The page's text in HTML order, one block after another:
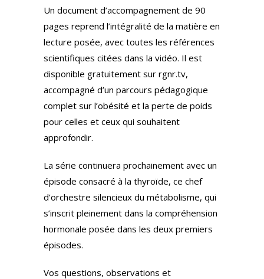
Un document d’accompagnement de 90
pages reprend l’intégralité de la matière en
lecture posée, avec toutes les références
scientifiques citées dans la vidéo. Il est
disponible gratuitement sur rgnr.tv,
accompagné d’un parcours pédagogique
complet sur l’obésité et la perte de poids
pour celles et ceux qui souhaitent
approfondir.
La série continuera prochainement avec un
épisode consacré à la thyroïde, ce chef
d’orchestre silencieux du métabolisme, qui
s’inscrit pleinement dans la compréhension
hormonale posée dans les deux premiers
épisodes.
Vos questions, observations et